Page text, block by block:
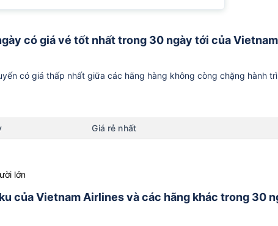
có giá vé tốt nhất trong 30 ngày tới của Vietnam
có giá thấp nhất giữa các hãng hàng không còng chặng hành
Giá rẻ nhất
lớn
của Vietnam Airlines và các hãng khác trong 30